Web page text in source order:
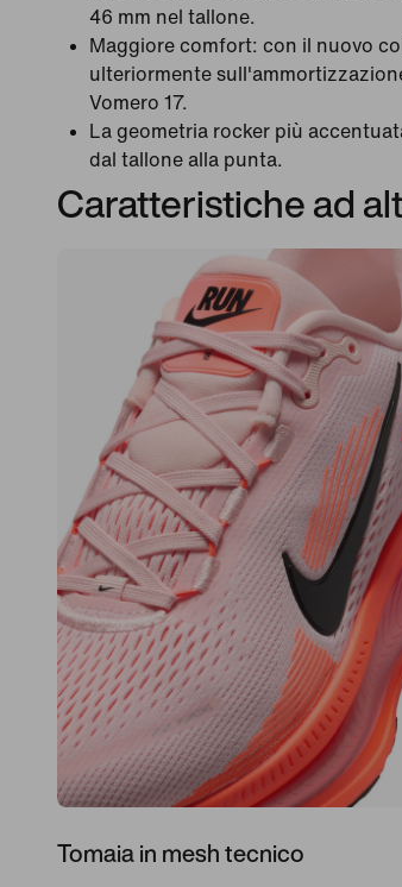
46 mm nel tallone.
Maggiore comfort: con il nuovo
ulteriormente
Vomero 17.
La geometria rocker più
dal tallone alla punta.
Caratteristiche ad
Tomaia in mesh tecnico